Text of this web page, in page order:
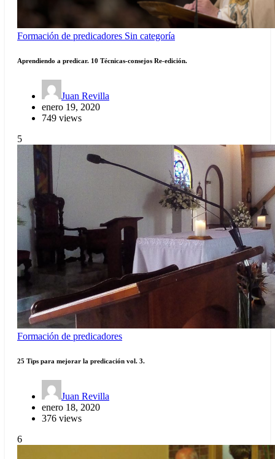
Formación de predicadores Sin categoría
Aprendiendo a predicar. 10 Técnicas-consejos Re-edición.
Juan Revilla
enero 19, 2020
749 views
5
Formación de predicadores
25 Tips para mejorar la predicación vol. 3.
Juan Revilla
enero 18, 2020
376 views
6